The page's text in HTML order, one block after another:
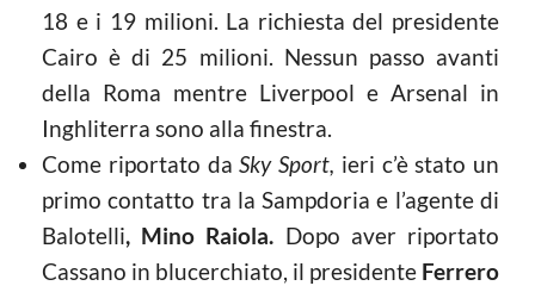
18 e i 19 milioni. La richiesta del presidente
Cairo è di 25 milioni. Nessun passo avanti
della Roma mentre Liverpool e Arsenal in
Inghliterra sono alla finestra.
Come riportato daSky Sport, ieri c’è stato un
primo contatto tra la Sampdoria e l’agente di
Balotelli, Mino Raiola. Dopo aver riportato
Cassano in blucerchiato, il presidente Ferrero